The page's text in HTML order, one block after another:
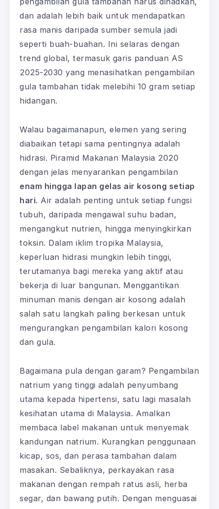
dan adalah lebih baik untuk mendapatkan
rasa manis daripada sumber semula jadi
seperti buah-buahan. Ini selaras dengan
trend global, termasuk garis panduan AS
2025-2030 yang menasihatkan pengambilan
gula tambahan tidak melebihi 10 gram setiap
hidangan.
Walau bagaimanapun, elemen yang sering
diabaikan tetapi sama pentingnya adalah
hidrasi. Piramid Makanan Malaysia 2020
dengan jelas menyarankan pengambilan
enam hingga lapan gelas air kosong setiap
hari. Air adalah penting untuk setiap fungsi
tubuh, daripada mengawal suhu badan,
mengangkut nutrien, hingga menyingkirkan
toksin. Dalam iklim tropika Malaysia,
keperluan hidrasi mungkin lebih tinggi,
terutamanya bagi mereka yang aktif atau
bekerja di luar bangunan. Menggantikan
minuman manis dengan air kosong adalah
salah satu langkah paling berkesan untuk
mengurangkan pengambilan kalori kosong
dan gula.
Bagaimana pula dengan garam? Pengambilan
natrium yang tinggi adalah penyumbang
utama kepada hipertensi, satu lagi masalah
kesihatan utama di Malaysia. Amalkan
membaca label makanan untuk menyemak
kandungan natrium. Kurangkan penggunaan
kicap, sos, dan perasa tambahan dalam
masakan. Sebaliknya, perkayakan rasa
makanan dengan rempah ratus asli, herba
segar, dan bawang putih. Dengan menguasai